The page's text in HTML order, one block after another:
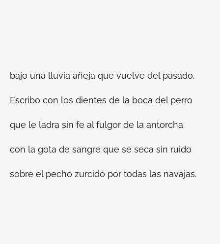
bajo una lluvia añeja que vuelve del pasado.
Escribo con los dientes de la boca del perro
que le ladra sin fe al fulgor de la antorcha
con la gota de sangre que se seca sin ruido
sobre el pecho zurcido por todas las navajas.